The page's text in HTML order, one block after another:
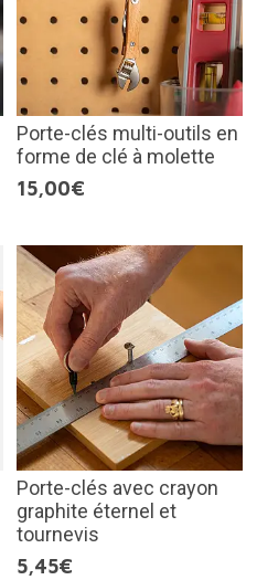
Porte-clés multi-outils en
forme de clé à molette
15,00€
Porte-clés avec crayon
graphite éternel et
tournevis
5,45€